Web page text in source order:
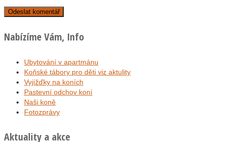
Nabízíme Vám, Info
Ubytování v apartmánu
Koňské tábory pro děti viz aktulity
Vyjížďky na koních
Pastevní odchov koní
Naši koně
Fotozprávy
Aktuality a akce